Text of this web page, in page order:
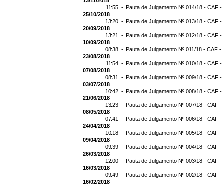
11:55 - Pauta de Julgamento Nº 014/18 - CAF -
25/10/2018
13:20 - Pauta de Julgamento Nº 013/18 - CAF
20/09/2018
13:21 - Pauta de Julgamento Nº 012/18 - CAF
10/09/2018
08:38 - Pauta de Julgamento Nº 011/18 - CAF
23/08/2018
11:54 - Pauta de Julgamento Nº 010/18 - CAF
07/08/2018
08:31 - Pauta de Julgamento Nº 009/18 - CAF
03/07/2018
10:42 - Pauta de Julgamento Nº 008/18 - CAF
21/06/2018
13:23 - Pauta de Julgamento Nº 007/18 - CAF
08/05/2018
07:41 - Pauta de Julgamento Nº 006/18 - CAF
24/04/2018
10:18 - Pauta de Julgamento Nº 005/18 - CAF
09/04/2018
09:39 - Pauta de Julgamento Nº 004/18 - CAF
26/03/2018
12:00 - Pauta de Julgamento Nº 003/18 - CAF
16/03/2018
09:49 - Pauta de Julgamento Nº 002/18 - CAF
16/02/2018